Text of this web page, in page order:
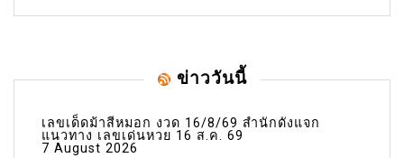
ข่าววันนี้
เลขเด็ดม้าสีหมอก งวด 16/8/69 สำนักดังแจก
แนวทาง เลขเด่นหวย 16 ส.ค. 69
7 August 2026